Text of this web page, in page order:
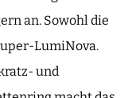
an. Sowohl die
LumiNova.
und